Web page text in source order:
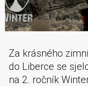
Za krásného
do Liberce se
na 2. ročník